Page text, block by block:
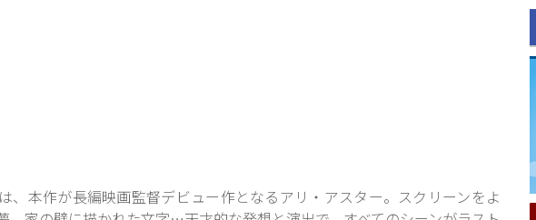
、本作が長編映画監督デビュー作となるアリ・アスター。スクリーンをよ